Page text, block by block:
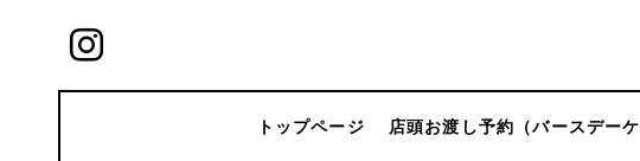
トップページ 店頭お渡し予約（バースデーケ